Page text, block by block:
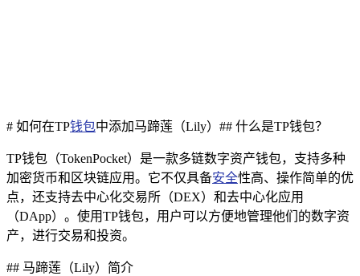
# 如何在TP钱包中添加马蹄莲（Lily）## 什么是TP钱包？
TP钱包（TokenPocket）是一款多链数字资产钱包，支持多种
加密货币和区块链应用。它不仅具备安全性高、操作简单的优
点，还支持去中心化交易所（DEX）和去中心化应用
（DApp）。使用TP钱包，用户可以方便地管理他们的数字资
产，进行交易和投资。
## 马蹄莲（Lily）简介